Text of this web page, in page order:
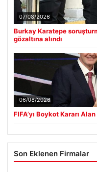
07/08/2026
Burkay Karatepe
gözaltına alındı
06/08/2026
FIFA’yı Boykot Kararı
Son Eklenen Firmalar